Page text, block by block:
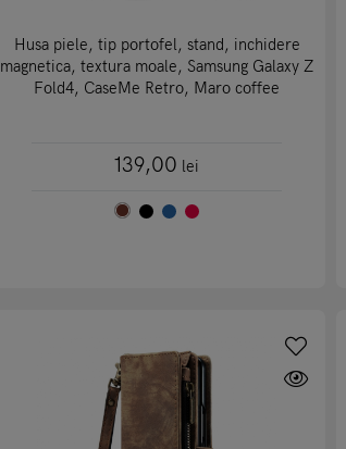
Husa piele, tip portofel, stand, inchidere
magnetica, textura moale, Samsung Galaxy Z
Fold4, CaseMe Retro, Maro coffee
139,00 lei